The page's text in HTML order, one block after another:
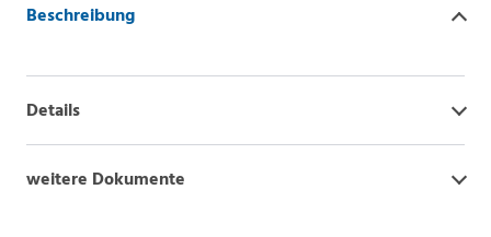
Beschreibung
Details
weitere Dokumente